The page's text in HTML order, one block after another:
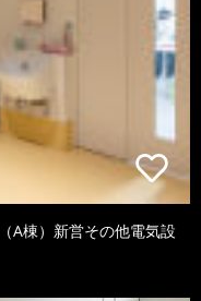
A棟）新営その他電気設